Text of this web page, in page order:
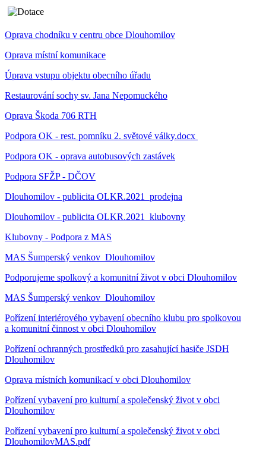
Oprava chodníku v centru obce Dlouhomilov
Oprava místní komunikace
Úprava vstupu objektu obecního úřadu
Restaurování sochy sv. Jana Nepomuckého
Oprava Škoda 706 RTH
Podpora OK - rest. pomníku 2. světové války.docx
Podpora OK - oprava autobusových zastávek
Podpora SFŽP - DČOV
Dlouhomilov - publicita OLKR.2021_prodejna
Dlouhomilov - publicita OLKR.2021_klubovny
Klubovny - Podpora z MAS
MAS Šumperský venkov_Dlouhomilov
Podporujeme spolkový a komunitní život v obci Dlouhomilov
MAS Šumperský venkov_Dlouhomilov
Pořízení interiérového vybavení obecního klubu pro spolkovou
a komunitní činnost v obci Dlouhomilov
Pořízení ochranných prostředků pro zasahující hasiče JSDH
Dlouhomilov
Oprava místních komunikací v obci Dlouhomilov
Pořízení vybavení pro kulturní a společenský život v obci
Dlouhomilov
Pořízení vybavení pro kulturní a společenský život v obci
DlouhomilovMAS.pdf